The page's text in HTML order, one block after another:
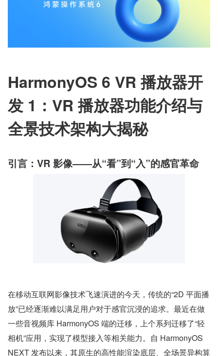
HarmonyOS 6 VR 播放器开
发 1：VR 播放器功能介绍与
全景技术架构大揭秘
引言：VR 影像——从“看”到“入”的感官革命
在移动互联网影像技术飞速演进的今天，传统的“2D 平面播
放”已经逐渐难以满足用户对于感官沉浸的追求。最近在做
一些音视频库 HarmonyOS 端的迁移，上个系列迁移了“轻
相机”应用，实现了模型接入等相关能力。自 HarmonyOS
NEXT 发布以来，其原生的高性能渲染底层、全场景异构算